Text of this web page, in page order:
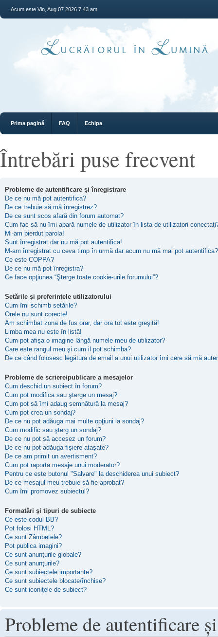
Acum este Vin, Aug 07 2026 7:43 am
Prima pagină FAQ Echipa
Întrebări puse frecvent
Probleme de autentificare şi înregistrare
De ce nu mă pot autentifica?
De ce trebuie să mă înregistrez?
De ce sunt scos afară din forum automat?
Cum fac să nu îmi apară numele de utilizator în lista de utilizatori
Mi-am pierdut parola!
Sunt înregistrat dar nu mă pot autentifica!
M-am înregistrat cu ceva timp în urmă dar acum nu mă mai pot
Ce este COPPA?
De ce nu mă pot înregistra?
Ce face opţiunea “Şterge toate cookie-urile forumului”?
Setările şi preferinţele utilizatorului
Cum îmi schimb setările?
Orele nu sunt corecte!
Am schimbat zona de fus orar, dar ora tot este greşită!
Limba mea nu este în listă!
Cum pot afişa o imagine lângă numele meu de utilizator?
Care este rangul meu şi cum il pot schimba?
De ce când folosesc legătura de email a unui utilizator îmi cere să mă
Probleme de scriere/publicare a mesajelor
Cum deschid un subiect în forum?
Cum pot modifica sau şterge un mesaj?
Cum pot să îmi adaug semnătură la mesaj?
Cum pot crea un sondaj?
De ce nu pot adăuga mai multe opţiuni la sondaj?
Cum modific sau şterg un sondaj?
De ce nu pot să accesez un forum?
De ce nu pot adăuga fişiere ataşate?
De ce am primit un avertisment?
Cum pot raporta mesaje unui moderator?
Pentru ce este butonul "Salvare" la deschiderea unui subiect?
De ce mesajul meu trebuie să fie aprobat?
Cum îmi promovez subiectul?
Formatări şi tipuri de subiecte
Ce este codul BB?
Pot folosi HTML?
Ce sunt Zâmbetele?
Pot publica imagini?
Ce sunt anunţurile globale?
Ce sunt anunţurile?
Ce sunt subiectele importante?
Ce sunt subiectele blocate/închise?
Ce sunt iconiţele de subiect?
Probleme de autentificare